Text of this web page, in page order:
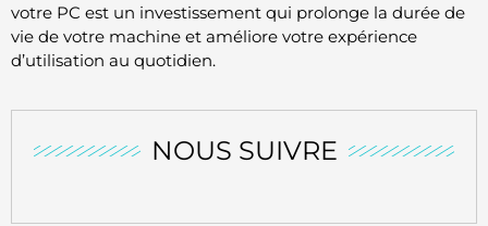
NOUS SUIVRE
votre PC est un investissement qui prolonge la durée de
vie de votre machine et améliore votre expérience
d’utilisation au quotidien.